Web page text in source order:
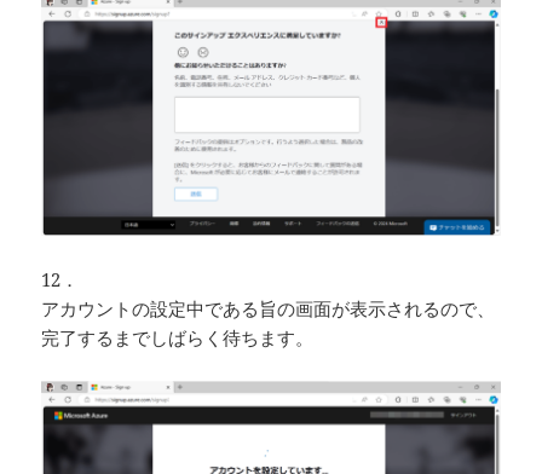
12．
アカウントの設定中である旨の画面が表示されるので、
完了するまでしばらく待ちます。